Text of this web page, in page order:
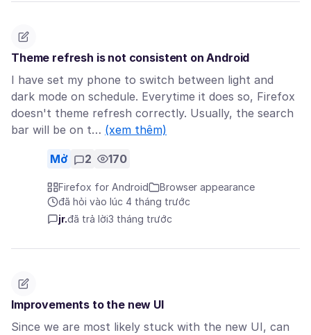
Theme refresh is not consistent on Android
I have set my phone to switch between light and
dark mode on schedule. Everytime it does so, Firefox
doesn't theme refresh correctly. Usually, the search
bar will be on t… (xem thêm)
Mở 2 170
Firefox for Android
Browser appearance
đã hỏi vào lúc 4 tháng trước
jr.đã trả lời3 tháng trước
Improvements to the new UI
Since we are most likely stuck with the new UI, can